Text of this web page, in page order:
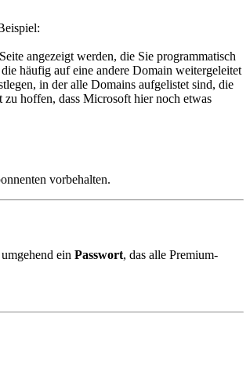
angezeigt werden, die Sie programmatisch
häufig auf eine andere Domain weitergeleitet
in der alle Domains aufgelistet sind, die
hoffen, dass Microsoft hier noch etwas
vorbehalten.
ein Passwort, das alle Premium-